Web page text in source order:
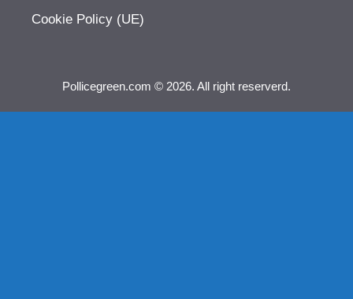
Cookie Policy (UE)
Pollicegreen.com © 2026. All right reserverd.